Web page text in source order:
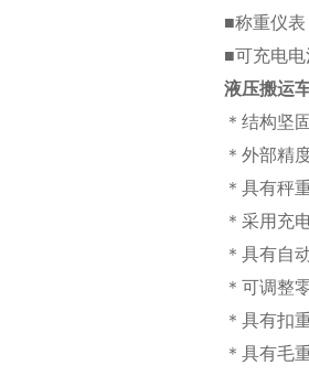
■称重仪
■可充电
液压搬运
＊结构坚
＊外部精
＊具有秤
＊采用充
＊具有自
＊可调整
＊具有扣
＊具有毛